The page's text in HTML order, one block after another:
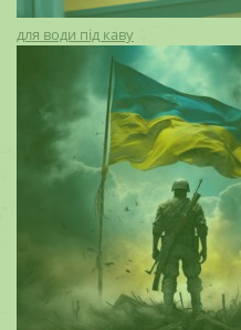
для води під каву